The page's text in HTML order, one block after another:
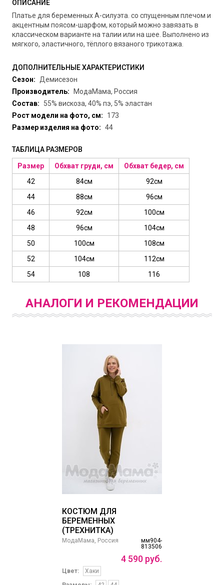
ОПИСАНИЕ
Платье для беременных А-силуэта. со спущенным плечом и
акцентным поясом-шарфом, который можно завязать в
классическом варианте на талии или на шее. Выполнено из
мягкого, эластичного, тёплого вязаного трикотажа.
ДОПОЛНИТЕЛЬНЫЕ ХАРАКТЕРИСТИКИ
Сезон:
Демисезон
Производитель:
МодаМама, Россия
Состав:
55% вискоза, 40% пэ, 5% эластан
Рост модели на фото, см:
173
Размер изделия на фото: 44
ТАБЛИЦА РАЗМЕРОВ
Размер Обхват груди, см
Обхват бедер, см
42
84см
92см
44
88см
96см
46
92см
100см
48
96см
104см
50
100см
108см
52
104см
112см
54
108 116
АНАЛОГИ И РЕКОМЕНДАЦИИ
КОСТЮМ ДЛЯ
БЕРЕМЕННЫХ
(ТРЕХНИТКА)
мм904-
813506
МодаМама, Россия
4 590 руб.
Цвет:
Хаки